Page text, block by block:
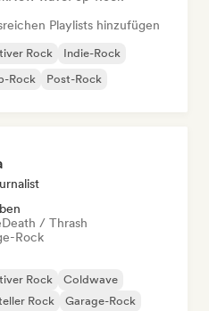
Playlists hinzufügen
Rock
Indie-Rock
Rock Post-Rock
Death / Thrash
Rock
Rock
Coldwave
Rock
Garage-Rock